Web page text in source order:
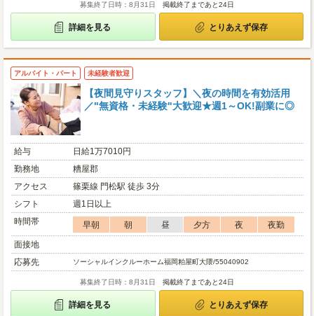
募集終了日時：8月31日 掲載終了まであと24日
詳細を見る とりあえず保存
アルバイト・パート 未経験者歓迎
【夜間見守りスタッフ】＼夜の時間を有効活用
／"無資格・未経験"大歓迎★週1～OK!副業に◎
給与
日給1万7010円
勤務地
糟屋郡
アクセス
篠栗線 門松駅 徒歩 3分
シフト
週1日以上
時間帯
早朝 朝 昼 夕方 夜
夜勤
面接地
応募先
ソーシャルインクルーホーム福岡粕屋町大隈/55040902
募集終了日時：8月31日 掲載終了まであと24日
詳細を見る とりあえず保存